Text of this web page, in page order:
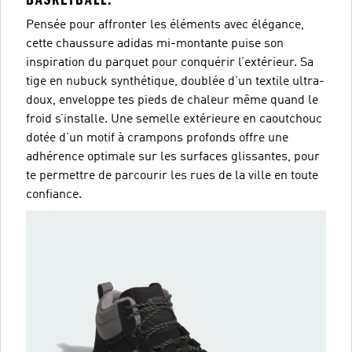
Pensée pour affronter les éléments avec élégance,
cette chaussure adidas mi-montante puise son
inspiration du parquet pour conquérir l’extérieur. Sa
tige en nubuck synthétique, doublée d’un textile ultra-
doux, enveloppe tes pieds de chaleur même quand le
froid s’installe. Une semelle extérieure en caoutchouc
dotée d’un motif à crampons profonds offre une
adhérence optimale sur les surfaces glissantes, pour
te permettre de parcourir les rues de la ville en toute
confiance.